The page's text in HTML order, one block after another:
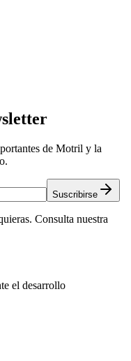
de Motril y la
Suscribirse
Consulta nuestra
el desarrollo